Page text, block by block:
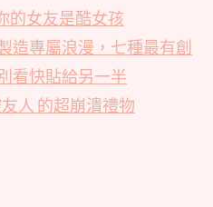
的女友是酷女孩
造專屬浪漫，七種最有創
看快貼給另一半
人 的超崩潰禮物